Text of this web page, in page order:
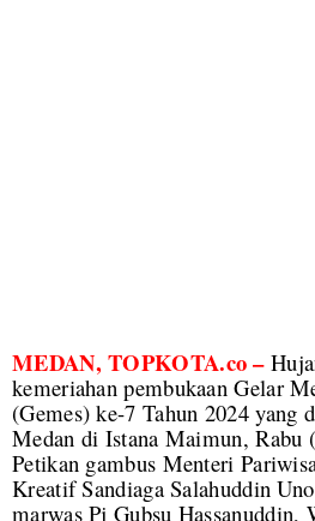
MEDAN, TOPKOTA.co –
kemeriahan pembukaan Gelar
(Gemes) ke-7 Tahun 2024 yang
Medan di Istana Maimun, Rabu
Petikan gambus Menteri
Kreatif Sandiaga Salahuddin
marwas Pj Gubsu Hassanuddin,